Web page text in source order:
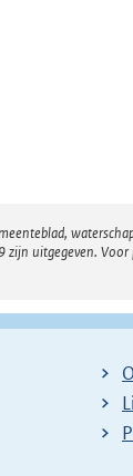
uitgegeven.